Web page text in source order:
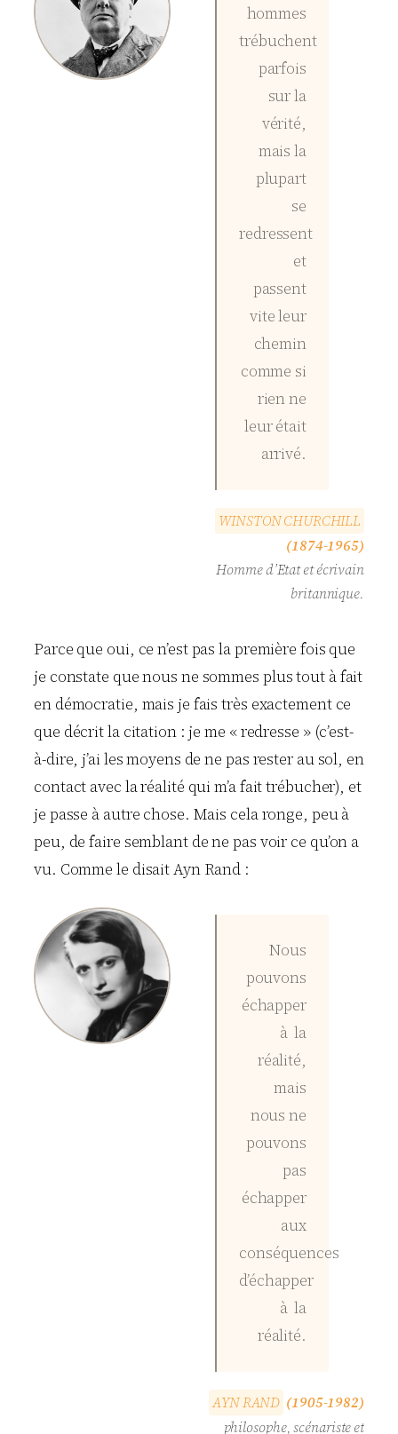
hommes
trébuchent
parfois
sur la
vérité,
mais la
plupart
se
redressent
et
passent
vite leur
chemin
comme si
rien ne
leur était
arrivé.
WINSTONCHURCHILL
(1874-1965)
Homme d’Etat et écrivain
britannique.
Parce que oui, ce n’est pas la première fois que
je constate que nous ne sommes plus tout à fait
en démocratie, mais je fais très exactement ce
que décrit la citation : je me « redresse » (c’est-
à-dire, j’ai les moyens de ne pas rester au sol, en
contact avec la réalité qui m’a fait trébucher), et
je passe à autre chose. Mais cela ronge, peu à
peu, de faire semblant de ne pas voir ce qu’on a
vu. Comme le disait Ayn Rand :
Nous
pouvons
échapper
à la
réalité,
mais
nous ne
pouvons
pas
échapper
aux
conséquences
d’échapper
à la
réalité.
AYNRAND (1905-1982)
philosophe, scénariste et